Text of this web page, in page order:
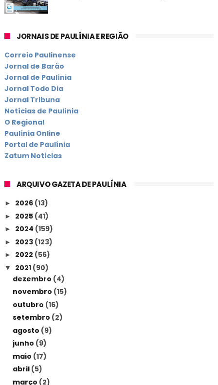
JORNAIS DE PAULÍNIA E REGIÃO
Correio Paulinense
Jornal de Barão
Jornal de Paulínia
Jornal Todo Dia
Jornal Tribuna
Notícias de Paulínia
O Regional
Paulínia Online
Portal de Paulínia
Zatum Notícias
ARQUIVO GAZETA DE PAULÍNIA
► 2026 (13)
► 2025 (41)
► 2024 (159)
► 2023 (123)
► 2022 (56)
▼ 2021 (90)
dezembro (4)
novembro (15)
outubro (16)
setembro (2)
agosto (9)
junho (9)
maio (17)
abril (5)
março (2)